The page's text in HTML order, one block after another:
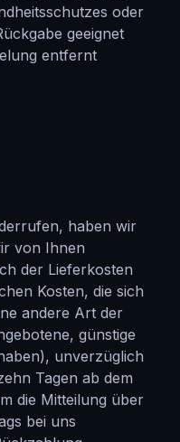
oder
geeignet
entfernt
haben wir
von Ihnen
der Lieferkosten
Kosten, die sich
andere Art der
günstige
unverzüglich
Tagen ab dem
die Mitteilung über
bei uns